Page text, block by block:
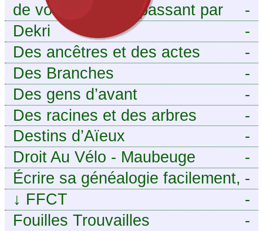
-
de vous aieux en passant par
moi
-
Dekri
-
Des ancêtres et des actes
-
Des Branches
-
Des gens d’avant
-
Des racines et des arbres
-
Destins d’Aïeux
-
Droit Au Vélo - Maubeuge
Sambre-Avesnois
-
Écrire sa généalogie facilement,
sans stress avec Généalordi
-
↓ FFCT
-
Fouilles Trouvailles